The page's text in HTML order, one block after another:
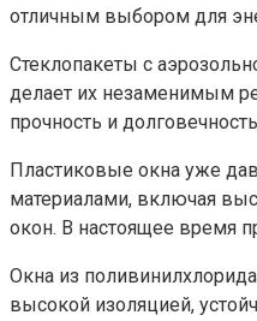
отличным выбором для
Стеклопакеты с
делает их незаменимым
прочность и
Пластиковые окна уже
материалами, включая
окон. В настоящее время
Окна из
высокой изоляцией,